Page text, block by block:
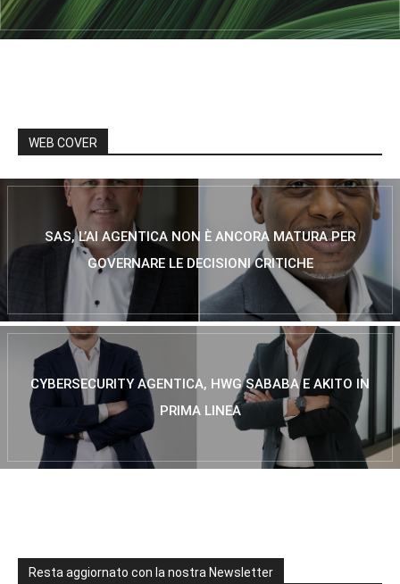
WEB COVER
SAS, L’AI AGENTICA NON È ANCORA MATURA PER
GOVERNARE LE DECISIONI CRITICHE
CYBERSECURITY AGENTICA, HWG SABABA E AKITO IN
PRIMA LINEA
Resta aggiornato con la nostra Newsletter